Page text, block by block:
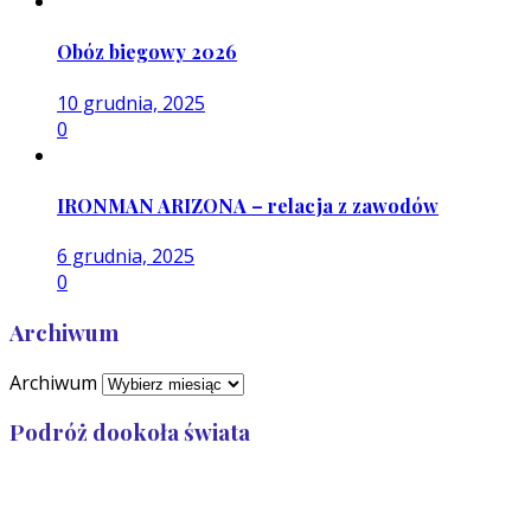
Obóz biegowy 2026
10 grudnia, 2025
0
IRONMAN ARIZONA – relacja z zawodów
6 grudnia, 2025
0
Archiwum
Archiwum
Podróż dookoła świata